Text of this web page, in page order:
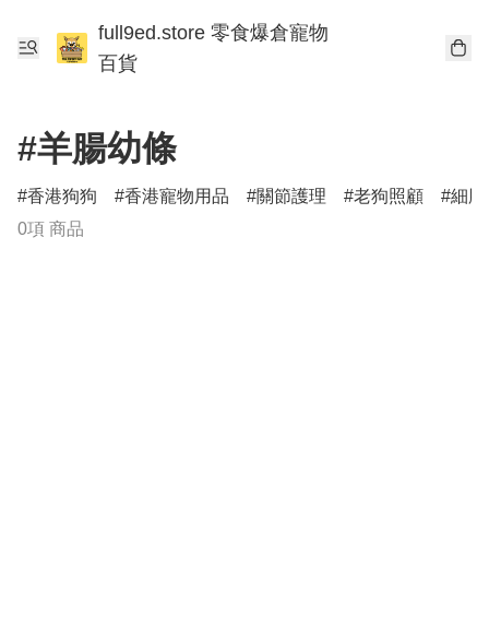
full9ed.store 零食爆倉寵物
百貨
#羊腸幼條
香港狗狗 香港寵物用品 關節護理 老狗照顧
細
0項 商品